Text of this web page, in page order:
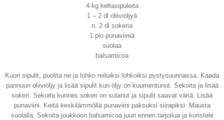
4 kg keltasipuleita
1 – 2 dl oliiviöljyä
n. 2 dl sokeria
1 plo punaviiniä
suolaa
balsamicoa
Kuori sipulit, puolita ne ja lohko reiluiksi lohkoiksi pystysuunnassa. Kaada
pannuun oliiviöljy ja lisää sipulit kun öljy on kuumentunut. Sekoita ja lisää
sokeri. Sekoita kunnes sokeri on sulanut ja sipulit saavat väriä. Lisää
punaviini. Keitä keskilämmöllä punaviini paksuksi siirapiksi. Mausta
suolalla. Sekoita joukkoon balsamicoa juuri ennen tarjoilua ja koristele